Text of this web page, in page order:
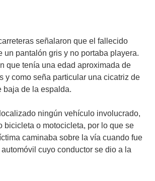
señalaron que el fallecido
un pantalón gris y no portaba playera.
que tenía una edad aproximada de
y como seña particular una cicatriz de
baja de la espalda.
ningún vehículo involucrado,
bicicleta o motocicleta, por lo que se
caminaba sobre la vía cuando fue
cuyo conductor se dio a la